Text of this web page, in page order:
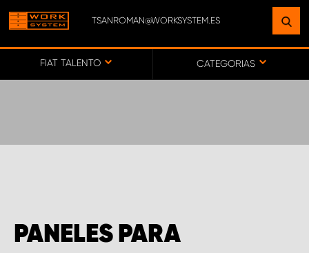
TSANROMAN@WORKSYSTEM.ES
FIAT TALENTO CATEGORIAS
PANELES PARA
ENCUENTRE UNA INSTALACIÓN
CERCA DE USTED